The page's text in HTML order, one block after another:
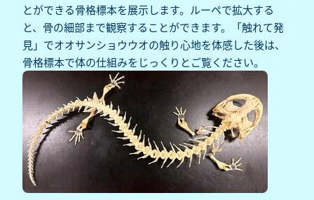
とができる骨格標本を展示します。ルーペで拡大する
と、骨の細部まで観察することができます。「触れて発
見」でオオサンショウウオの触り心地を体感した後は、
骨格標本で体の仕組みをじっくりとご覧ください。